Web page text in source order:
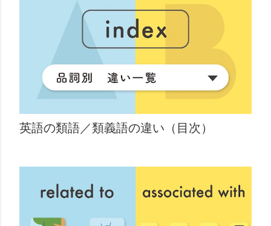
英語の類語／類義語の違い（目次）